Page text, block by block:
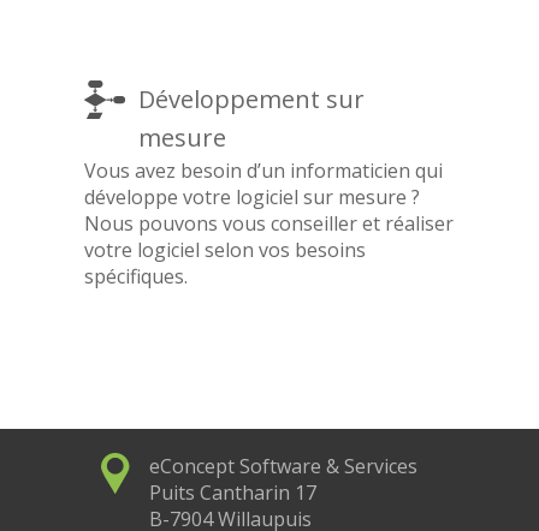
Développement sur
mesure
Vous avez besoin d’un informaticien qui
développe votre logiciel sur mesure ?
Nous pouvons vous conseiller et réaliser
votre logiciel selon vos besoins
spécifiques.
eConcept Software & Services
Puits Cantharin 17
B-7904 Willaupuis